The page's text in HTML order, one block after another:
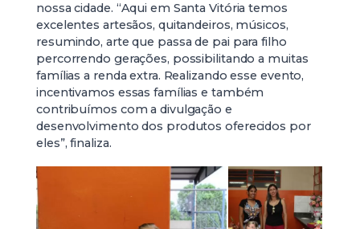
nossa cidade. “Aqui em Santa Vitória temos
excelentes artesãos, quitandeiros, músicos,
resumindo, arte que passa de pai para filho
percorrendo gerações, possibilitando a muitas
famílias a renda extra. Realizando esse evento,
incentivamos essas famílias e também
contribuímos com a divulgação e
desenvolvimento dos produtos oferecidos por
eles”, finaliza.